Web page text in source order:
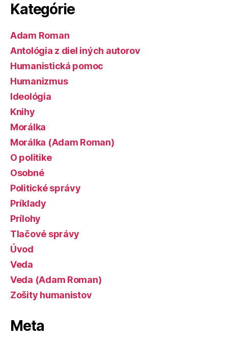
Kategórie
Adam Roman
Antológia z diel iných autorov
Humanistická pomoc
Humanizmus
Ideológia
Knihy
Morálka
Morálka (Adam Roman)
O politike
Osobné
Politické správy
Príklady
Prílohy
Tlačové správy
Úvod
Veda
Veda (Adam Roman)
Zošity humanistov
Meta